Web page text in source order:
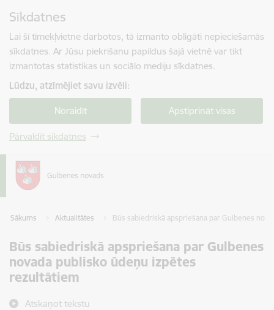
Sīkdatnes
Lai šī tīmekļvietne darbotos, tā izmanto obligāti nepieciešamās
sīkdatnes. Ar Jūsu piekrišanu papildus šajā vietnē var tikt
izmantotas statistikas un sociālo mediju sīkdatnes.
Lūdzu, atzīmējiet savu izvēli:
Noraidīt Apstiprināt visas
Pārvaldīt sīkdatnes
Sākums Aktualitātes Būs sabiedriskā apspriešana par Gulbenes
Būs sabiedriskā apspriešana par Gulbenes
novada publisko ūdeņu izpētes
rezultātiem
Atskaņot tekstu